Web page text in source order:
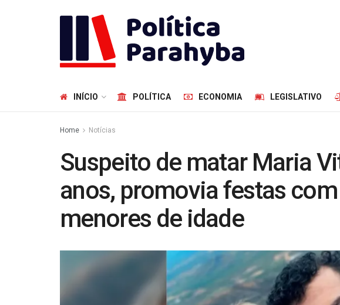
INÍCIO POLÍTICA ECONOMIA LEGISLATIVO
Home Notícias
Suspeito de matar Maria
anos, promovia festas
menores de idade